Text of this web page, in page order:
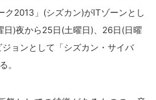
ク2013」(シズカン)がITゾーンとし
)夜から25日(土曜日)、26日(日曜
ョンとして「シズカン・サイバ
。